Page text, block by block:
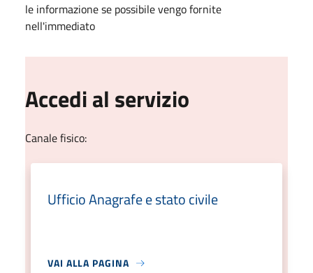
le informazione se possibile vengo fornite
nell'immediato
Accedi al servizio
Canale fisico:
Ufficio Anagrafe e stato civile
VAI ALLA PAGINA